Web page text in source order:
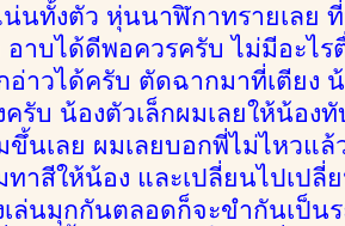
นทั้งตัว หุ่นนาฬิกาทรายเลย
าบได้ดีพอควรครับ ไม่มีอะไร
อ่าวได้ครับ ตัดฉากมาที่เตียง
บ น้องตัวเล็กผมเลยให้น้องทั
นเลย ผมเลยบอกพี่ไม่ไหวแล้
าสีให้น้อง และเปลี่ยนไปเปลี่
ล่นมุกกันตลอดก็จะขำกันเป็นร